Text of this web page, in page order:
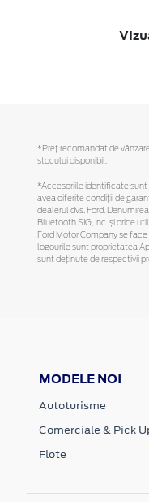
*Preţ recomandat de
stocului disponibil.
*Accesoriile identificate sunt
avea diferite condiții de
dealerul dvs. Ford.
Bluetooth SIG, Inc. și orice
Ford Motor Company se
logourile sunt proprietatea
sunt deținute de respectivii
MODELE NOI
Autoturisme
Comerciale & Pick
Flote